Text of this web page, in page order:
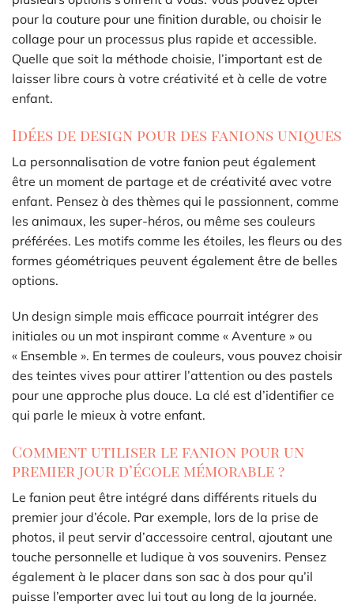
pour la couture pour une finition durable, ou choisir le
collage pour un processus plus rapide et accessible.
Quelle que soit la méthode choisie, l’important est de
laisser libre cours à votre créativité et à celle de votre
enfant.
Idées de design pour des fanions uniques
La personnalisation de votre fanion peut également
être un moment de partage et de créativité avec votre
enfant. Pensez à des thèmes qui le passionnent, comme
les animaux, les super-héros, ou même ses couleurs
préférées. Les motifs comme les étoiles, les fleurs ou des
formes géométriques peuvent également être de belles
options.
Un design simple mais efficace pourrait intégrer des
initiales ou un mot inspirant comme « Aventure » ou
« Ensemble ». En termes de couleurs, vous pouvez choisir
des teintes vives pour attirer l’attention ou des pastels
pour une approche plus douce. La clé est d’identifier ce
qui parle le mieux à votre enfant.
Comment utiliser le fanion pour un
premier jour d’école mémorable ?
Le fanion peut être intégré dans différents rituels du
premier jour d’école. Par exemple, lors de la prise de
photos, il peut servir d’accessoire central, ajoutant une
touche personnelle et ludique à vos souvenirs. Pensez
également à le placer dans son sac à dos pour qu’il
puisse l’emporter avec lui tout au long de la journée.